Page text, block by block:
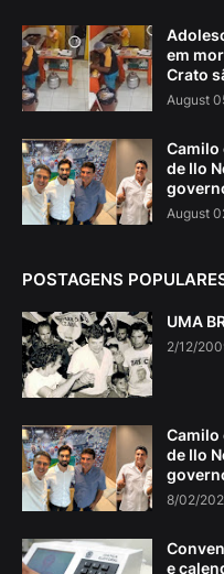
em
Crato
August
Camilo
de Ilo
August
POSTAGENS
UMA
2/12/
Camilo
de Ilo
8/02/
e